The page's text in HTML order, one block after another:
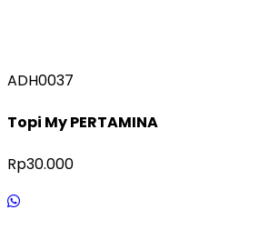
ADH0037
Topi My PERTAMINA
Rp30.000